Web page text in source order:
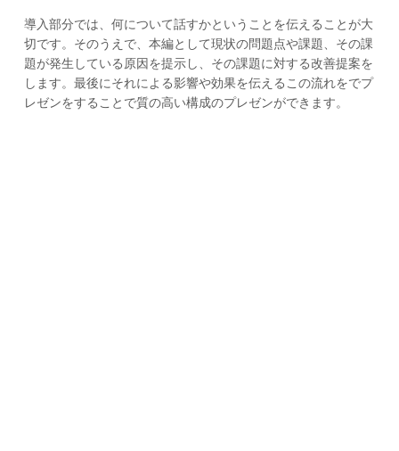
導入部分では、何について話すかということを伝えることが大
切です。そのうえで、本編として現状の問題点や課題、その課
題が発生している原因を提示し、その課題に対する改善提案を
します。最後にそれによる影響や効果を伝えるこの流れをでプ
レゼンをすることで質の高い構成のプレゼンができます。